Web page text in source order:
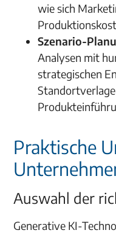
wie sich
Szenario-
Analysen mit
strategischen
Praktische
Auswahl der
Generative KI-